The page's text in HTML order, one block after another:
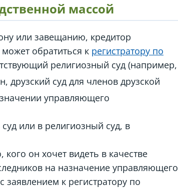
массой
или завещанию, кредитор
обратиться к регистратору по
религиозный суд (например,
друзский суд для членов друзской
управляющего
или в религиозный суд, в
кого он хочет видеть в качестве
на назначение управляющего
заявлением к регистратору по